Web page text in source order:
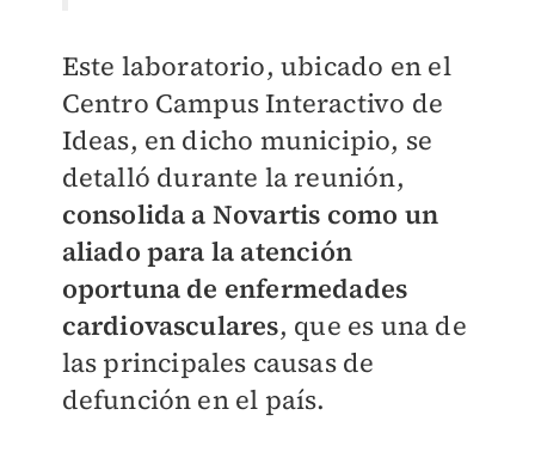
Este laboratorio, ubicado en el
Centro Campus Interactivo de
Ideas, en dicho municipio, se
detalló durante la reunión,
consolida a Novartis como un
aliado para la atención
oportuna de enfermedades
cardiovasculares, que es una de
las principales causas de
defunción en el país.